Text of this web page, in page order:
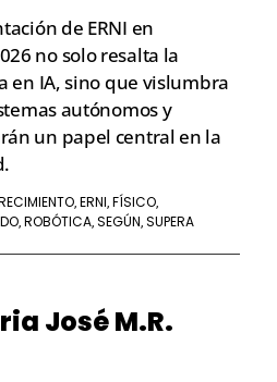
de ERNI en
no solo resalta la
en IA, sino que vislumbra
autónomos y
un papel central en la
, ERNI, FÍSICO,
, ROBÓTICA,SEGÚN,SUPERA
José M.R.